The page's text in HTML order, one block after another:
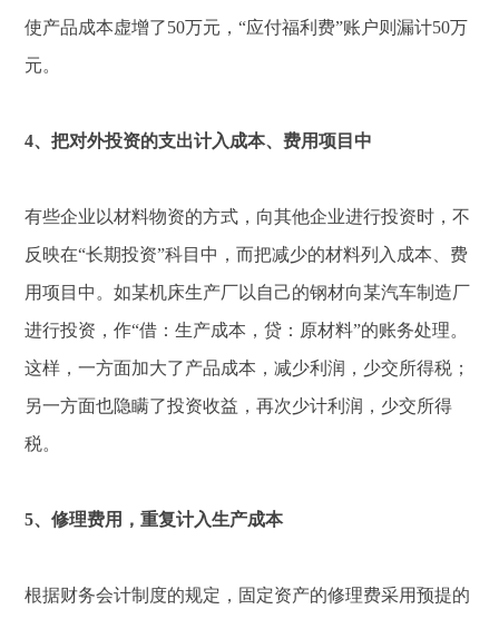
使产品成本虚增了50万元，“应付福利费”账户则漏计50万
元。
4、把对外投资的支出计入成本、费用项目中
有些企业以材料物资的方式，向其他企业进行投资时，不
反映在“长期投资”科目中，而把减少的材料列入成本、费
用项目中。如某机床生产厂以自己的钢材向某汽车制造厂
进行投资，作“借：生产成本，贷：原材料”的账务处理。
这样，一方面加大了产品成本，减少利润，少交所得税；
另一方面也隐瞒了投资收益，再次少计利润，少交所得
税。
5、修理费用，重复计入生产成本
根据财务会计制度的规定，固定资产的修理费采用预提的